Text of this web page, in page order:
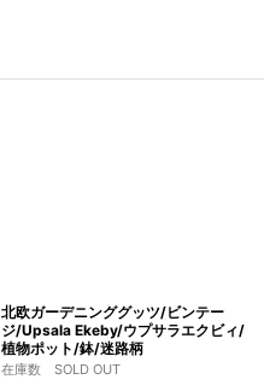
北欧ガーデニンググッツ/ビンテー
ジ/Upsala Ekeby/ウプサラエクビィ/
植物ポット/鉢/迷路柄
在庫数 SOLD OUT